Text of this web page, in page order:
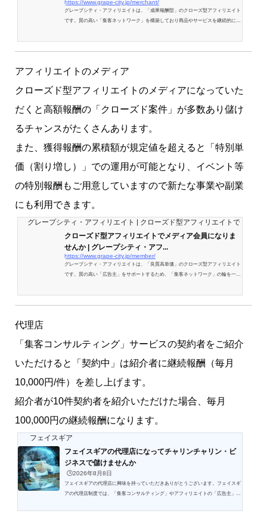
https://www.grape-city.jp/merchant/
グレープシティ・アフィリエイトは、「成果報酬型」のクローズ型アフィリエイト
です。質の高い「集客ネットワーク」を構築しており商品やサービスを継続的に購
アフィリエイター（メディア会員）と提携した集客ネットワークで商品やサービス
を拡販します。
アフィリエイトのメディア
クローズド型アフィリエイトのメディアになっていた
だくと高額報酬の「クローズド案件」が多数あり儲け
るチャンスがたくさんあります。
また、獲得報酬の累積額が規定値を超えると「特別単
価（割り増し）」での運用が可能となり、イベント等
の特別報酬もご用意していますので新たな事業や副業
にも利用できます。
グレープシティ・アフィリエイト | クローズド型アフィリエイトで一緒に
クローズド型アフィリエイトでメディア会員になりま
せんか | グレープシティ・アフ...
https://www.grape-city.jp/member/
グレープシティ・アフィリエイトは、「良質高単価」のクローズ型アフィリエイト
です。質の高い「広告主」をサポートするため、「集客ネットワーク」の輪を一緒
きます。簡単にアフィリエイトを始めたい方も大歓迎です。
代理店
「集客コンサルティング」サービスの契約者をご紹介
いただけると「契約中」は紹介者に継続報酬（毎月
10,000円/件）を差し上げます。
紹介者が10件契約者を紹介いただけた場合、毎月
100,000円の継続報酬になります。
フェイスギア
フェイスギアの代理店になってチャリンチャリン・ビ
ジネスで儲けませんか
🕒️2026年8月8日
フェイスギアの代理店に興味を持っていただきありがとうございます。フェイスギ
アの代理店制度では、「集客コンサルティング」やアフィリエイトの「広告主」や